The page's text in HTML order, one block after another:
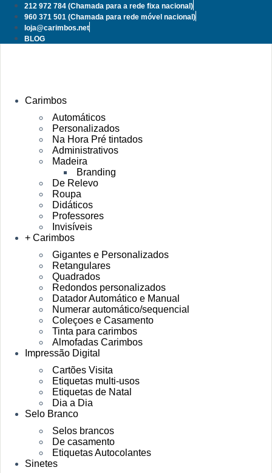
Pular
para
conteúdo
212 972 784 (Chamada para a rede fixa nacional)
960 371 501 (Chamada para rede móvel nacional)
loja@carimbos.net
BLOG
Carimbos
Automáticos
Personalizados
Na Hora Pré tintados
Administrativos
Madeira
Branding
De Relevo
Roupa
Didáticos
Professores
Invisíveis
+ Carimbos
Gigantes e Personalizados
Retangulares
Quadrados
Redondos personalizados
Datador Automático e Manual
Numerar automático/sequencial
Coleçoes e Casamento
Tinta para carimbos
Almofadas Carimbos
Impressão Digital
Cartões Visita
Etiquetas multi-usos
Etiquetas de Natal
Dia a Dia
Selo Branco
Selos brancos
De casamento
Etiquetas Autocolantes
Sinetes